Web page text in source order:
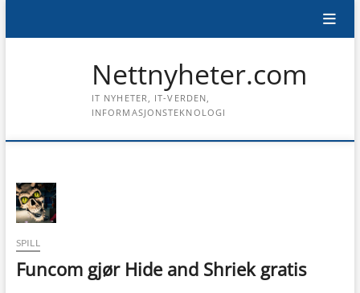
Nettnyheter.com
IT NYHETER, IT-VERDEN,
INFORMASJONSTEKNOLOGI
SPILL
Funcom gjør Hide and Shriek gratis